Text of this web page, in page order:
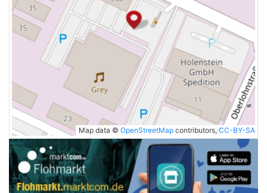
Map data © OpenStreetMap contributors, CC-BY-SA